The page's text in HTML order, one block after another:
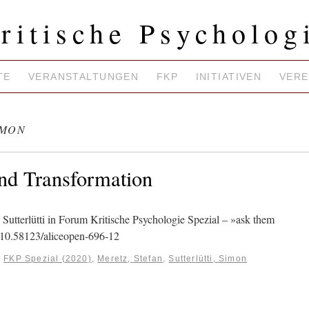
VERANSTALTUNGEN FKP INITIATIVEN
Transformation
in Forum Kritische Psychologie Spezial – »ask them
aliceopen-696-12
FKP Spezial (2020), Meretz, Stefan , Sutterlütti, Simon